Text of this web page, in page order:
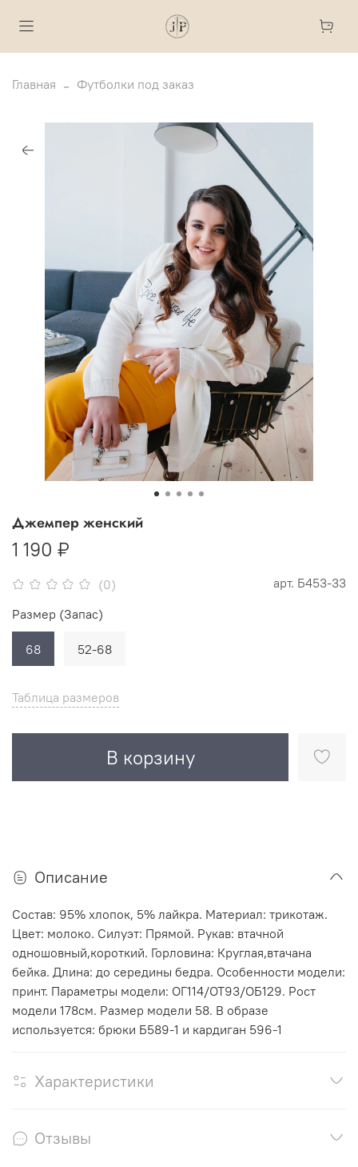
Главная Футболки под заказ
(0) арт. Б453-33
Джемпер женский
1 190 ₽
Таблица размеров
В корзину
Размер (Запас)
68 52-68
Описание
Состав: 95% хлопок, 5% лайкра. Материал: трикотаж.
Цвет: молоко. Силуэт: Прямой. Рукав: втачной
одношовный,короткий. Горловина: Круглая,втачана
бейка. Длина: до середины бедра. Особенности модели:
принт. Параметры модели: ОГ114/ОТ93/ОБ129. Рост
модели 178см. Размер модели 58. В образе
используется: брюки Б589-1 и кардиган 596-1
Характеристики
Отзывы